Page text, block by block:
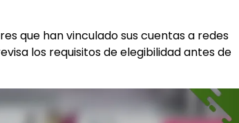
que han vinculado sus cuentas a redes
los requisitos de elegibilidad antes de